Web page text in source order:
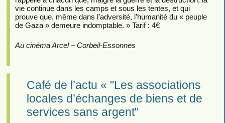
vie continue dans les camps et sous les tentes, et qui
prouve que, même dans l’adversité, l’humanité du « peuple
de Gaza » demeure indomptable. » Tarif : 4€
Au cinéma Arcel – Corbeil-Essonnes
Café de l’actu « "Les associations
locales d’échanges de biens et de
services sans argent"